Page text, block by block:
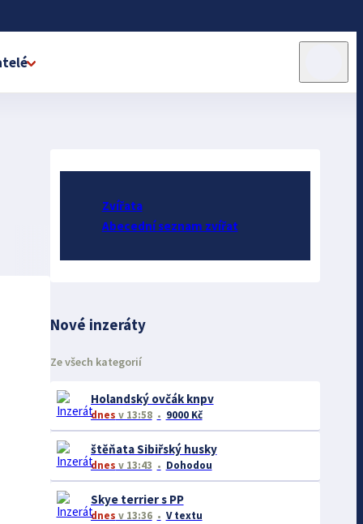
Zvířata
Abecední seznam zvířat
Nové inzeráty
Ze všech kategorií
Holandský ovčák knpv
dnes v 13:58 9000 Kč
štěňata Sibiřský husky
dnes v 13:43 Dohodou
Skye terrier s PP
dnes v 13:36 V textu